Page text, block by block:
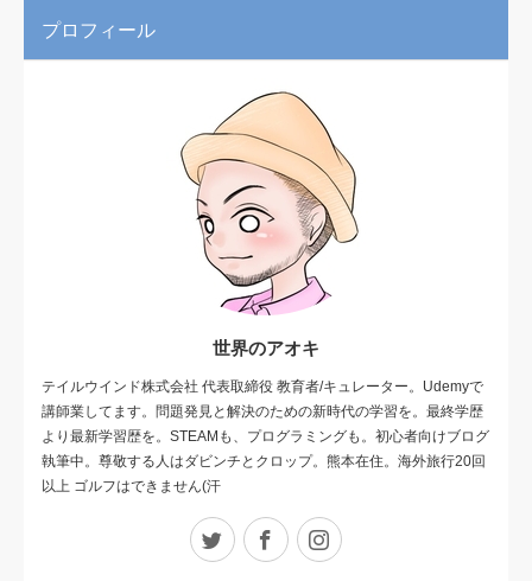
プロフィール
世界のアオキ
テイルウインド株式会社 代表取締役 教育者/キュレーター。Udemyで
講師業してます。問題発見と解決のための新時代の学習を。最終学歴
より最新学習歴を。STEAMも、プログラミングも。初心者向けブログ
執筆中。尊敬する人はダビンチとクロップ。熊本在住。海外旅行20回
以上 ゴルフはできません(汗
Twitter Facebook